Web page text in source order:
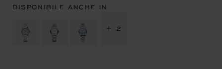
DISPONIBILE ANCHE IN
+ 2